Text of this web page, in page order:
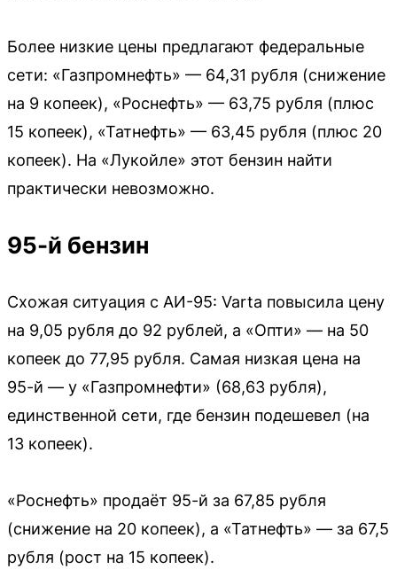
Более низкие цены предлагают федеральные
сети: «Газпромнефть» — 64,31 рубля (снижение
на 9 копеек), «Роснефть» — 63,75 рубля (плюс
15 копеек), «Татнефть» — 63,45 рубля (плюс 20
копеек). На «Лукойле» этот бензин найти
практически невозможно.
95-й бензин
Схожая ситуация с АИ-95: Varta повысила цену
на 9,05 рубля до 92 рублей, а «Опти» — на 50
копеек до 77,95 рубля. Самая низкая цена на
95-й — у «Газпромнефти» (68,63 рубля),
единственной сети, где бензин подешевел (на
13 копеек).
«Роснефть» продаёт 95-й за 67,85 рубля
(снижение на 20 копеек), а «Татнефть» — за 67,5
рубля (рост на 15 копеек).